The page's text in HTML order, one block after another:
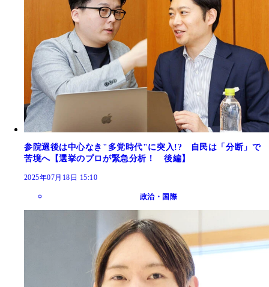
参院選後は中心なき"多党時代"に突入!? 自民は「分断」で
苦境へ【選挙のプロが緊急分析！ 後編】
2025年07月18日 15:10
政治・国際